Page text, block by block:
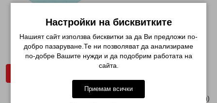
ВАНИЧКА ЗА ПЕДИКЮР С
МАСАЖНИ РОЛКИ...
€ 10.69
Показани 1 от 2 | 2 (1 Страници)
Настройки на бисквитките
Нашият сайт използва бисквитки за да Ви предложи по-
добро пазаруване.Те ни позволяват да анализираме
по-добре Вашите нужди и да подобрим работата на
сайта.
Приемам всички